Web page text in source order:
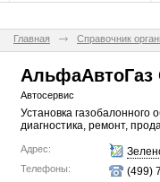
Главная Справочник
Автосервис
Установка
диагностика, ремонт,
Адрес:
Телефоны: (499)